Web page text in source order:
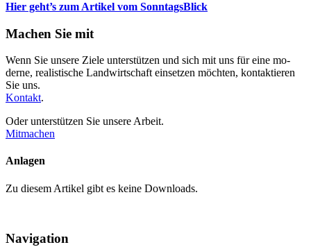
Hier geht’s zum Artikel vom SonntagsBlick
Machen Sie mit
Wenn Sie unsere Ziele unterstützen und sich mit uns für eine mo­
derne, realistische Land­wirt­schaft einsetzen möchten, kontak­tieren
Sie uns.
Kontakt.
Oder unterstützen Sie unsere Arbeit.
Mitmachen
Anlagen
Zu diesem Artikel gibt es keine Downloads.
Navigation